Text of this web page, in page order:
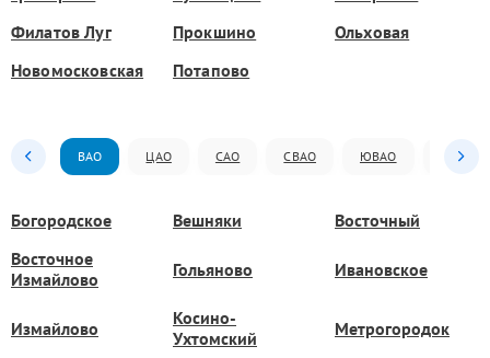
Филатов Луг
Прокшино
Ольховая
Новомосковская
Потапово
ВАО ЦАО САО СВАО ЮВАО ЮАО
Богородское Вешняки
Восточный
Восточное
Измайлово
Гольяново Ивановское
Измайлово
Косино-
Ухтомский
Метрогородок